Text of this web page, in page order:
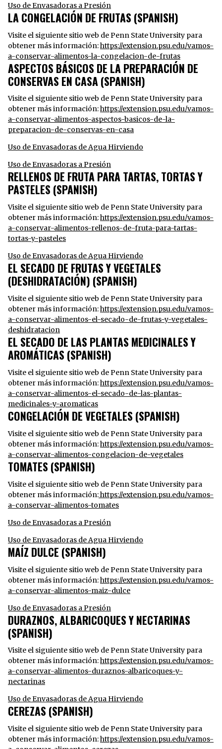
Uso de Envasadoras a Presión
LA CONGELACIÓN DE FRUTAS (SPANISH)
Visite el siguiente sitio web de Penn State University para
obtener más información:https://extension.psu.edu/vamos-
a-conservar-alimentos-la-congelacion-de-frutas
ASPECTOS BÁSICOS DE LA PREPARACIÓN DE
CONSERVAS EN CASA (SPANISH)
Visite el siguiente sitio web de Penn State University para
obtener más información:https://extension.psu.edu/vamos-
a-conservar-alimentos-aspectos-basicos-de-la-
preparacion-de-conservas-en-casa
Uso de Envasadoras de Agua Hirviendo
Uso de Envasadoras a Presión
RELLENOS DE FRUTA PARA TARTAS, TORTAS Y
PASTELES (SPANISH)
Visite el siguiente sitio web de Penn State University para
obtener más información:https://extension.psu.edu/vamos-
a-conservar-alimentos-rellenos-de-fruta-para-tartas-
tortas-y-pasteles
Uso de Envasadoras de Agua Hirviendo
EL SECADO DE FRUTAS Y VEGETALES
(DESHIDRATACIÓN) (SPANISH)
Visite el siguiente sitio web de Penn State University para
obtener más información:https://extension.psu.edu/vamos-
a-conservar-alimentos-el-secado-de-frutas-y-vegetales-
deshidratacion
EL SECADO DE LAS PLANTAS MEDICINALES Y
AROMÁTICAS (SPANISH)
Visite el siguiente sitio web de Penn State University para
obtener más información:https://extension.psu.edu/vamos-
a-conservar-alimentos-el-secado-de-las-plantas-
medicinales-y-aromaticas
CONGELACIÓN DE VEGETALES (SPANISH)
Visite el siguiente sitio web de Penn State University para
obtener más información:https://extension.psu.edu/vamos-
a-conservar-alimentos-congelacion-de-vegetales
TOMATES (SPANISH)
Visite el siguiente sitio web de Penn State University para
obtener más información:https://extension.psu.edu/vamos-
a-conservar-alimentos-tomates
Uso de Envasadoras a Presión
Uso de Envasadoras de Agua Hirviendo
MAÍZ DULCE (SPANISH)
Visite el siguiente sitio web de Penn State University para
obtener más información:https://extension.psu.edu/vamos-
a-conservar-alimentos-maiz-dulce
Uso de Envasadoras a Presión
DURAZNOS, ALBARICOQUES Y NECTARINAS
(SPANISH)
Visite el siguiente sitio web de Penn State University para
obtener más información:https://extension.psu.edu/vamos-
a-conservar-alimentos-duraznos-albaricoques-y-
nectarinas
Uso de Envasadoras de Agua Hirviendo
CEREZAS (SPANISH)
Visite el siguiente sitio web de Penn State University para
obtener más información:https://extension.psu.edu/vamos-